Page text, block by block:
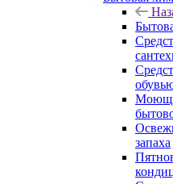
запаха